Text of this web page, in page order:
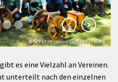
© Schützenverein Gleidorf 1920 e.V.
es eine Vielzahl an Vereinen.
unterteilt nach den einzelnen